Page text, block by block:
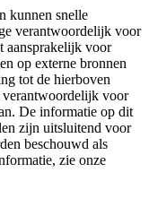
kunnen snelle
verantwoordelijk voor
aansprakelijk voor
op externe bronnen
tot de hierboven
verantwoordelijk voor
De informatie op dit
zijn uitsluitend voor
beschouwd als
zie onze